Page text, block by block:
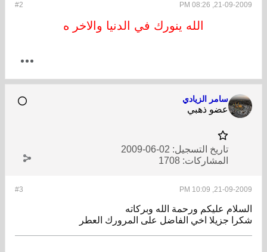
#2 21-09-2009, 08:26 PM
الله ينورك في الدنيا والاخر ه
سامر الزيادي
عضو ذهبي
تاريخ التسجيل: 02-06-2009
المشاركات: 1708
#3 21-09-2009, 10:09 PM
السلام عليكم ورحمة الله وبركاته
شكرا جزيلا اخي الفاضل على المرورك العطر